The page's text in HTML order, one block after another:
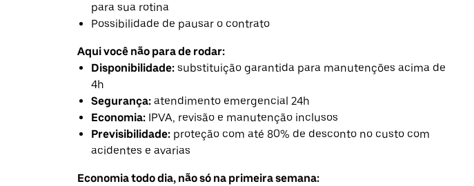
para sua rotina
Possibilidade de pausar o contrato
Aqui você não para de rodar:
Disponibilidade: substituição garantida para manutenções acima de
4h
Segurança: atendimento emergencial 24h
Economia: IPVA, revisão e manutenção inclusos
Previsibilidade: proteção com até 80% de desconto no custo com
acidentes e avarias
Economia todo dia, não só na primeira semana: